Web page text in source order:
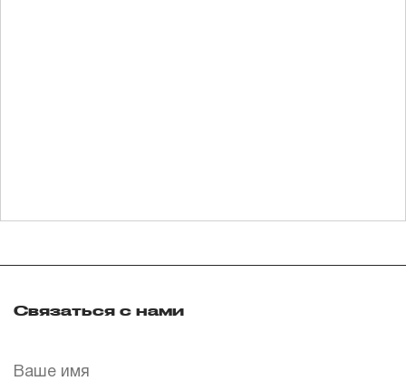
Связаться с нами